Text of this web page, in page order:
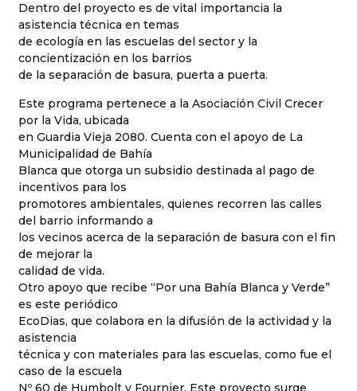
Dentro del proyecto es de vital importancia la
asistencia técnica en temas
de ecología en las escuelas del sector y la
concientización en los barrios
de la separación de basura, puerta a puerta.
Este programa pertenece a la Asociación Civil Crecer
por la Vida, ubicada
en Guardia Vieja 2080. Cuenta con el apoyo de La
Municipalidad de Bahía
Blanca que otorga un subsidio destinada al pago de
incentivos para los
promotores ambientales, quienes recorren las calles
del barrio informando a
los vecinos acerca de la separación de basura con el fin
de mejorar la
calidad de vida.
Otro apoyo que recibe “Por una Bahía Blanca y Verde”
es este periódico
EcoDias, que colabora en la difusión de la actividad y la
asistencia
técnica y con materiales para las escuelas, como fue el
caso de la escuela
Nº 60 de Humbolt y Fournier. Este proyecto surge